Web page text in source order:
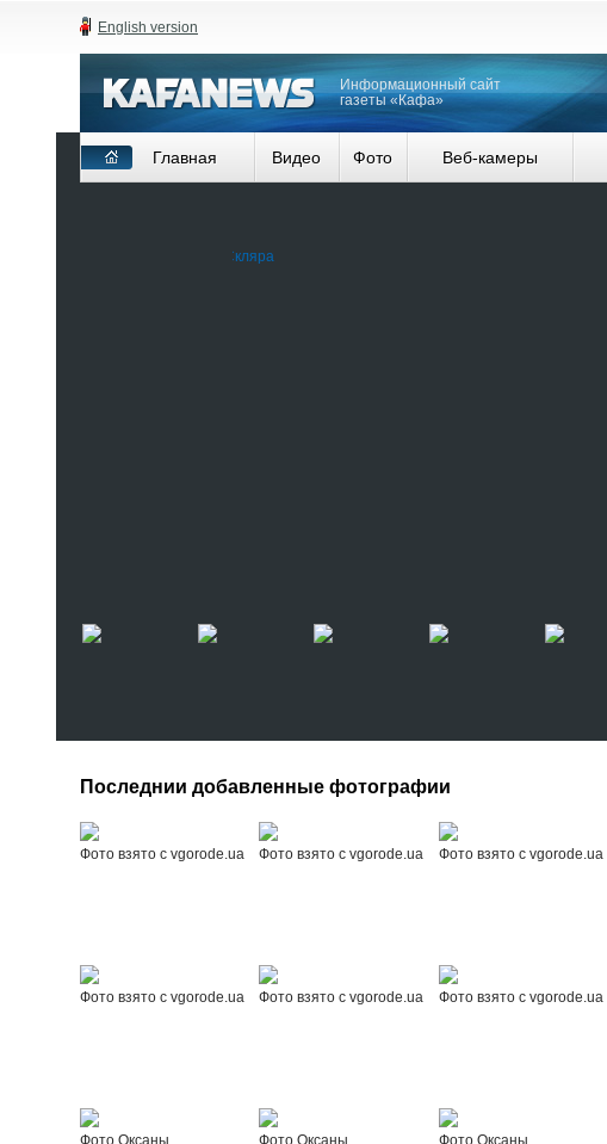
English version
Информационный сайт
газеты «Кафа»
Главная Видео Фото Веб-камеры
Последнии добавленные фотографии
Фото взято с vgorode.ua Фото взято с vgorode.ua Фото взято с vgorode.ua
Фото взято с vgorode.ua Фото взято с vgorode.ua Фото взято с vgorode.ua
Фото Оксаны
Фото Оксаны
Фото Оксаны